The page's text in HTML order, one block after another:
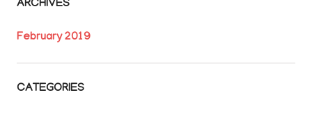
ARCHIVES
February 2019
CATEGORIES